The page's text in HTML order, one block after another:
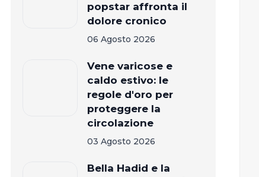
popstar affronta il
dolore cronico
06 Agosto 2026
Vene varicose e
caldo estivo: le
regole d'oro per
proteggere la
circolazione
03 Agosto 2026
Bella Hadid e la